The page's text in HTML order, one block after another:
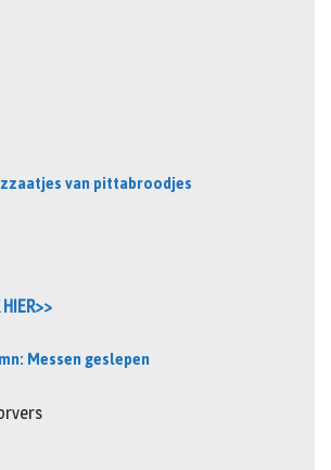
van pittabroodjes
Messen geslepen